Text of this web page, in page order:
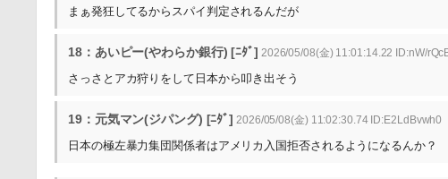
まぁ発狂してるからスパイ判定されるんだが
18：あいピー(やわらか銀行) [ﾆﾀﾞ] 2026/05/08(金) 11:01:14.22 ID:nW/
さっさとアカ狩りをして日本から叩き出そう
19：元気マン(ジパング) [ﾆﾀﾞ] 2026/05/08(金) 11:02:30.74 ID:E2LdBvwh0
日本の極左暴力集団関係者はアメリカ入国拒否されるようになるんか？